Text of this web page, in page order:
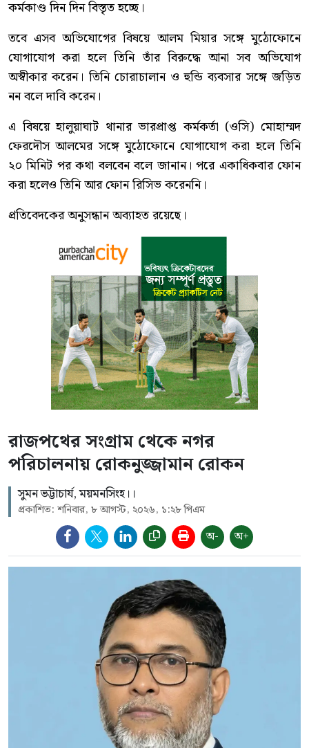
কর্মকাণ্ড দিন দিন বিস্তৃত হচ্ছে।
তবে এসব অভিযোগের বিষয়ে আলম মিয়ার সঙ্গে মুঠোফোনে
যোগাযোগ করা হলে তিনি তাঁর বিরুদ্ধে আনা সব অভিযোগ
অস্বীকার করেন। তিনি চোরাচালান ও হুন্ডি ব্যবসার সঙ্গে জড়িত
নন বলে দাবি করেন।
এ বিষয়ে হালুয়াঘাট থানার ভারপ্রাপ্ত কর্মকর্তা (ওসি) মোহাম্মদ
ফেরদৌস আলমের সঙ্গে মুঠোফোনে যোগাযোগ করা হলে তিনি
২০ মিনিট পর কথা বলবেন বলে জানান। পরে একাধিকবার ফোন
করা হলেও তিনি আর ফোন রিসিভ করেননি।
প্রতিবেদকের অনুসন্ধান অব্যাহত রয়েছে।
রাজপথের সংগ্রাম থেকে নগর
পরিচালনায় রোকনুজ্জামান রোকন
সুমন ভট্টাচার্য, ময়মনসিংহ।।
প্রকাশিত: শনিবার, ৮ আগস্ট, ২০২৬, ১:২৮ পিএম
অ- অ+